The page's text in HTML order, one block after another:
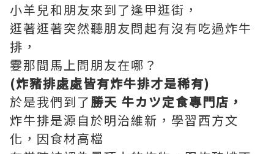
小羊兒和朋友來到了逢甲逛街，
逛著逛著突然聽朋友問起有沒有吃過炸牛
排，
霎那間馬上問朋友在哪？
(炸豬排處處皆有炸牛排才是稀有)
於是我們到了勝天 牛カツ定食專門店，
炸牛排是源自於明治維新，學習西方文
化，因食材高檔